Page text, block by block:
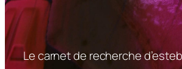
Le carnet de recherche